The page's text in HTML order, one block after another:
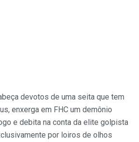
devotos de uma seita que tem
enxerga em FHC um demônio
e debita na conta da elite golpista
por loiros de olhos